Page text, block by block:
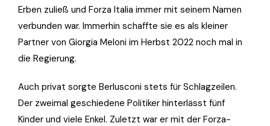
Erben zuließ und Forza Italia immer mit seinem Namen
verbunden war. Immerhin schaffte sie es als kleiner
Partner von Giorgia Meloni im Herbst 2022 noch mal in
die Regierung.
Auch privat sorgte Berlusconi stets für Schlagzeilen.
Der zweimal geschiedene Politiker hinterlässt fünf
Kinder und viele Enkel. Zuletzt war er mit der Forza-